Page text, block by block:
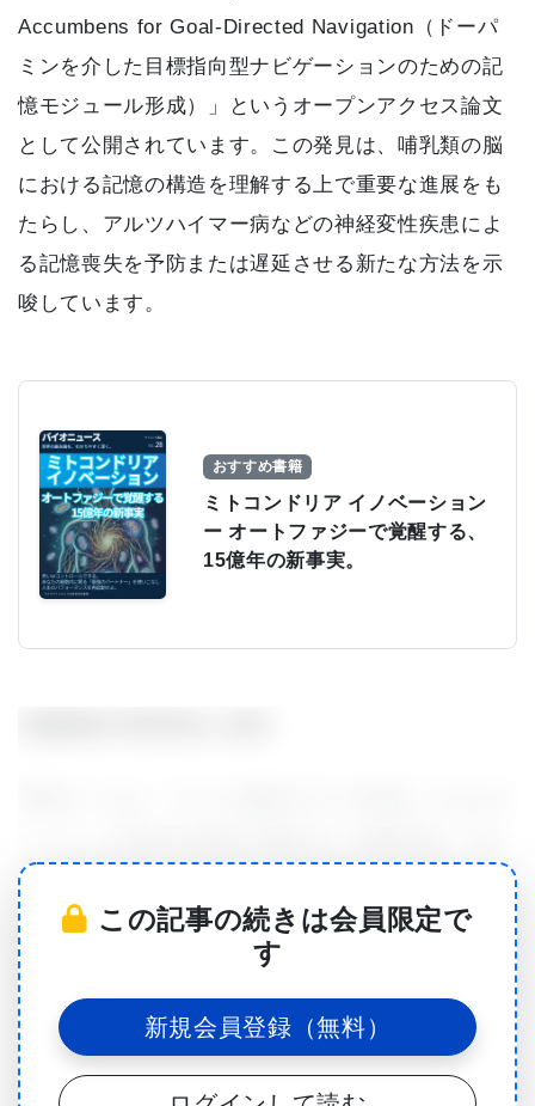
Accumbens for Goal-Directed Navigation（ドーパ
ミンを介した目標指向型ナビゲーションのための記
憶モジュール形成）」というオープンアクセス論文
として公開されています。この発見は、哺乳類の脳
における記憶の構造を理解する上で重要な進展をも
たらし、アルツハイマー病などの神経変性疾患によ
る記憶喪失を予防または遅延させる新たな方法を示
唆しています。
おすすめ書籍
ミトコンドリア イノベーション
ー オートファジーで覚醒する、
15億年の新事実。
る側坐核と防御行動を司る背側中脳水道灰白質
（dPAG）を刺激することで、空間記憶を再活性化し
ました。この刺激により、マウスは避難行動を示し
ましたが、実際の避難場所は存在しませんでした。
研究の責任者であるジョンズ・ホプキンス大学医学
この記事の続きは会員限定で
す
新規会員登録（無料）